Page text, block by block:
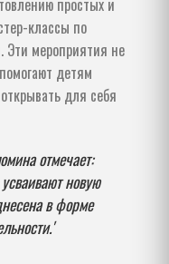
простых и
классы по
Эти мероприятия не
детям
для себя
отмечает:
новую
в форме